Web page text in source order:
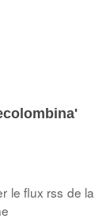
le flux rss de la